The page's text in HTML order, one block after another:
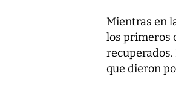
Mientras en
los primeros
que dieron